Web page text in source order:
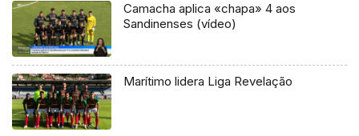
Camacha aplica «chapa» 4 aos
Sandinenses (vídeo)
Marítimo lidera Liga Revelação